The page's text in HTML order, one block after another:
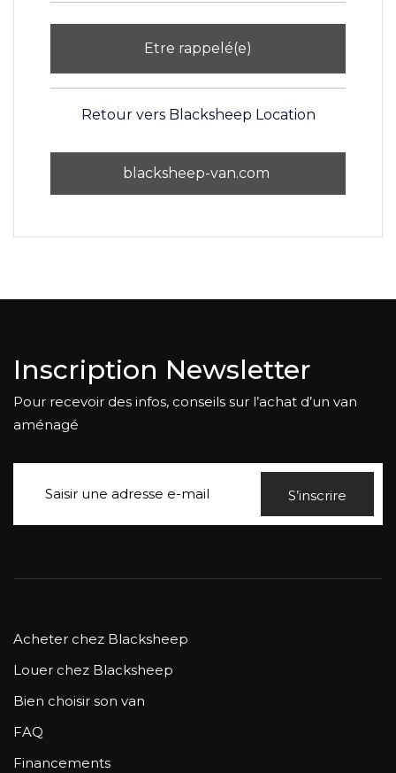
Etre rappelé(e)
Retour vers Blacksheep Location
blacksheep-van.com
Inscription Newsletter
Pour recevoir des infos, conseils sur l’achat d’un van
aménagé
S’inscrire
Acheter chez Blacksheep
Louer chez Blacksheep
Bien choisir son van
FAQ
Financements